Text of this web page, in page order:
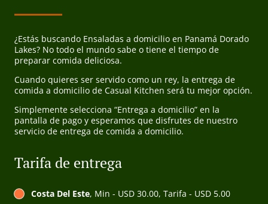
¿Estás buscando Ensaladas a domicilio en Panamá Dorado
Lakes? No todo el mundo sabe o tiene el tiempo de
preparar comida deliciosa.
Cuando quieres ser servido como un rey, la entrega de
comida a domicilio de Casual Kitchen será tu mejor opción.
Simplemente selecciona “Entrega a domicilio” en la
pantalla de pago y esperamos que disfrutes de nuestro
servicio de entrega de comida a domicilio.
Tarifa de entrega
Costa Del Este, Min - USD 30.00, Tarifa - USD 5.00